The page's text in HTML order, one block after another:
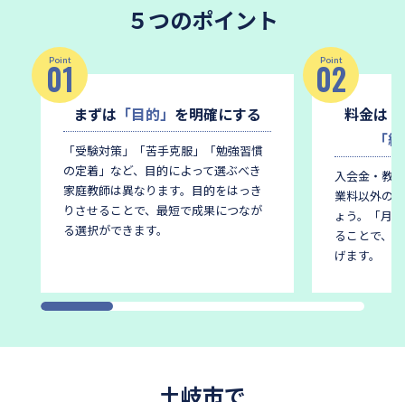
５つのポイント
Point
01
まずは 「目的」 を明確にする
「受験対策」「苦手克服」「勉強習慣
の定着」など、目的によって選ぶべき
家庭教師は異なります。 目的をはっき
りさせることで、最短で成果につなが
る選択ができます。
Point
02
料金は
「
入会金・教
業料以外の
ょう。
「月
ることで、
げます。
土岐市で